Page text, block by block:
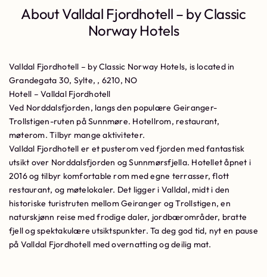
About Valldal Fjordhotell – by Classic
Norway Hotels
Valldal Fjordhotell – by Classic Norway Hotels, is located in
Grandegata 30, Sylte, , 6210, NO
Hotell – Valldal Fjordhotell
Ved Norddalsfjorden, langs den populære Geiranger-
Trollstigen-ruten på Sunnmøre. Hotellrom, restaurant,
møterom. Tilbyr mange aktiviteter.
Valldal Fjordhotell er et pusterom ved fjorden med fantastisk
utsikt over Norddalsfjorden og Sunnmørsfjella. Hotellet åpnet i
2016 og tilbyr komfortable rom med egne terrasser, flott
restaurant, og møtelokaler. Det ligger i Valldal, midt i den
historiske turistruten mellom Geiranger og Trollstigen, en
naturskjønn reise med frodige daler, jordbærområder, bratte
fjell og spektakulære utsiktspunkter. Ta deg god tid, nyt en pause
på Valldal Fjordhotell med overnatting og deilig mat.